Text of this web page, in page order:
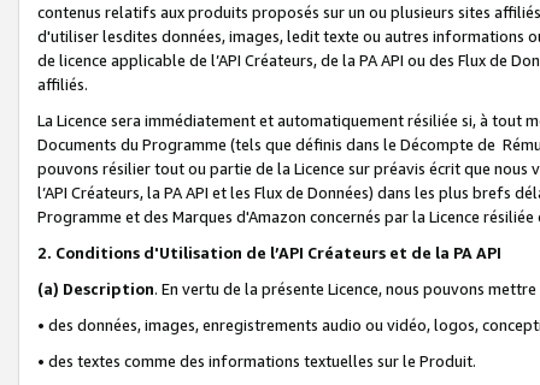
contenus relatifs aux produits proposés sur un ou plusieurs sites
d'utiliser lesdites données, images, ledit texte ou autres informations
de licence applicable de l’API Créateurs, de la PA API ou des Flux de
affiliés.
La Licence sera immédiatement et automatiquement résiliée si, à
Documents du Programme (tels que définis dans le Décompte de
pouvons résilier tout ou partie de la Licence sur préavis écrit que
l’API Créateurs, la PA API et les Flux de Données) dans les plus
Programme et des Marques d'Amazon concernés par la Licence
2. Conditions d'Utilisation de l’API Créateurs et de la PA API
(a) Description. En vertu de la présente Licence, nous pouvons
• des données, images, enregistrements audio ou vidéo, logos,
• des textes comme des informations textuelles sur le Produit.